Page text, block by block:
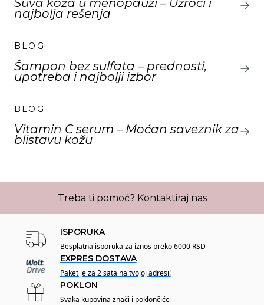
najbolja rešenja
BLOG
Šampon bez sulfata – prednosti,
upotreba i najbolji izbor
BLOG
Vitamin C serum – Moćan saveznik za
blistavu kožu
Treba ti pomoć? Kontaktiraj nas
ISPORUKA
Besplatna isporuka za iznos preko 6000 RSD
EXPRES DOSTAVA
Paket je za 2 sata na tvojoj adresi!
POKLON
Svaka kupovina znači i poklončiće